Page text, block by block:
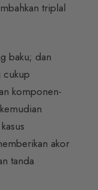
triplal
baku; dan
cukup
komponen-
akor
tanda